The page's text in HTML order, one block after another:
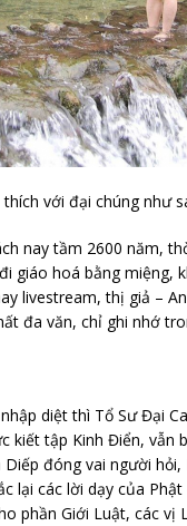
với đại chúng như
nay tầm 2600 năm,
giáo hoá bằng miệng,
livestream, thị giả –
đa văn, chỉ ghi nhớ
diệt thì Tổ Sư Đại
kiết tập Kinh Điển, vẫn
Diếp đóng vai người
lại các lời dạy của
phần Giới Luật, các vị